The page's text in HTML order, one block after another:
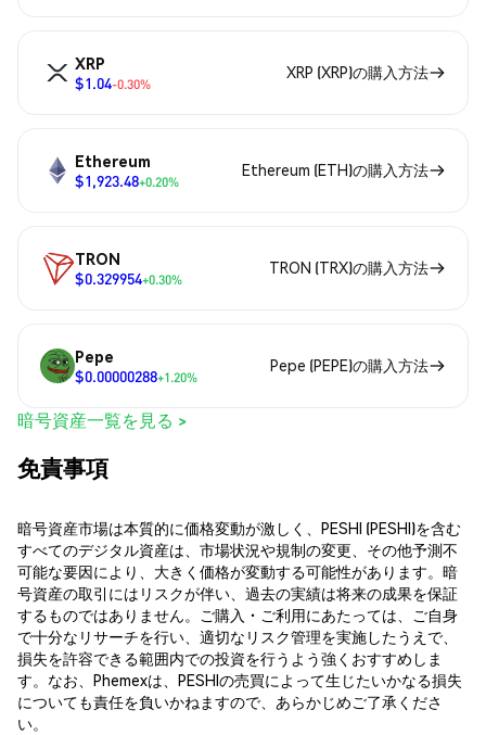
XRP
$1.04-0.30%
XRP (XRP)の購入方法
Ethereum
$1,923.48+0.20%
Ethereum (ETH)の購入方法
TRON
$0.329954+0.30%
TRON (TRX)の購入方法
Pepe
$0.00000288+1.20%
Pepe (PEPE)の購入方法
暗号資産一覧を見る >
免責事項
暗号資産市場は本質的に価格変動が激しく、PESHI (PESHI)を含む
すべてのデジタル資産は、市場状況や規制の変更、その他予測不
可能な要因により、大きく価格が変動する可能性があります。暗
号資産の取引にはリスクが伴い、過去の実績は将来の成果を保証
するものではありません。ご購入・ご利用にあたっては、ご自身
で十分なリサーチを行い、適切なリスク管理を実施したうえで、
損失を許容できる範囲内での投資を行うよう強くおすすめしま
す。なお、Phemexは、PESHIの売買によって生じたいかなる損失
についても責任を負いかねますので、あらかじめご了承くださ
い。